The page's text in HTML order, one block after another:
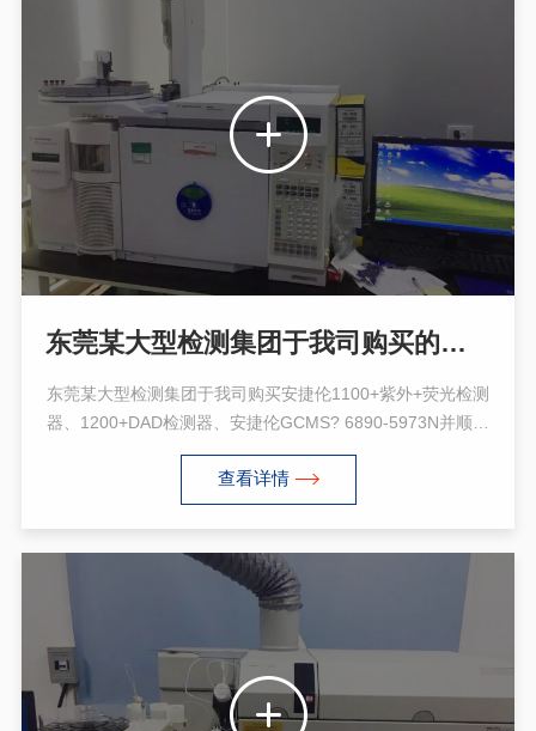
东莞某大型检测集团于我司购买的安捷伦1100+紫外+荧光检测器
东莞某大型检测集团于我司购买安捷伦1100+紫外+荧光检测
器、1200+DAD检测器、安捷伦GCMS? 6890-5973N并顺利
完成验收。
查看详情